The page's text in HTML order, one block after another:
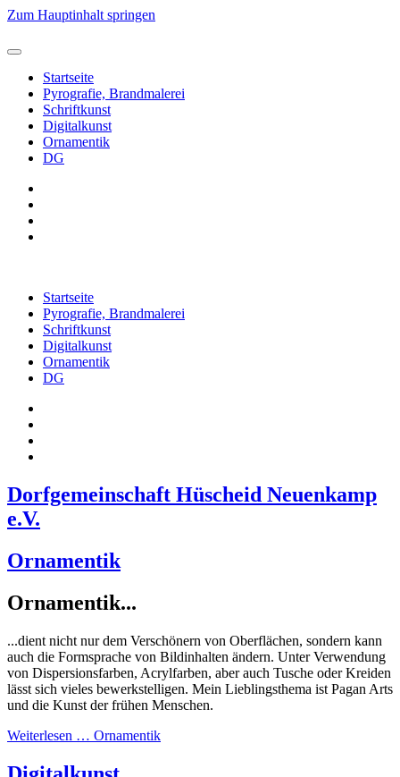
Zum Hauptinhalt springen
Startseite
Pyrografie, Brandmalerei
Schriftkunst
Digitalkunst
Ornamentik
DG
Startseite
Pyrografie, Brandmalerei
Schriftkunst
Digitalkunst
Ornamentik
DG
Dorfgemeinschaft Hüscheid Neuenkamp
e.V.
Ornamentik
Ornamentik...
...dient nicht nur dem Verschönern von Oberflächen, sondern kann
auch die Formsprache von Bildinhalten ändern. Unter Verwendung
von Dispersionsfarben, Acrylfarben, aber auch Tusche oder Kreiden
lässt sich vieles bewerkstelligen. Mein Lieblingsthema ist Pagan Arts
und die Kunst der frühen Menschen.
Weiterlesen … Ornamentik